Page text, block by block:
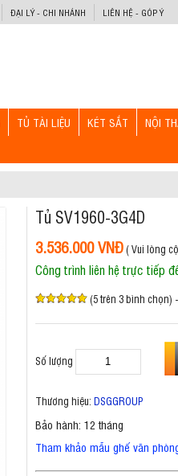
ĐẠI LÝ - CHI NHÁNH LIÊN HỆ - GÓP Ý
TỦ TÀI LIỆU KÉT SẮT NỘI
Tủ SV1960-3G4D
3.536.000 VNĐ( Vui lòng
Công trình liên hệ trực tiếp
(5 trên 3 bình chọn)
Số lượng
Thương hiệu: DSGGROUP
Bảo hành: 12 tháng
Tham khảo mẫu ghế văn